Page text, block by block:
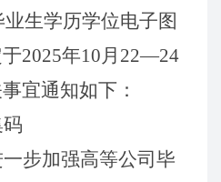
业生学历学位电子图
2025年10月 22—24
宜通知如下：
步加强高等公司毕